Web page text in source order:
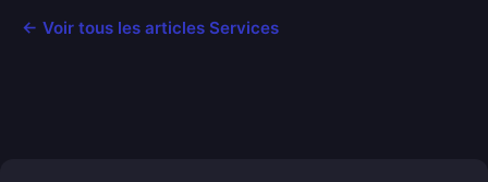
← Voir tous les articles Services